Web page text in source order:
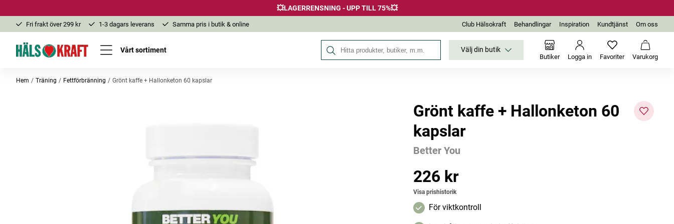
💥LAGERRENSNING - UPP TILL 75%💥
Fri frakt över 299 kr 1-3 dagars leverans Samma pris i butik & online Club Hälsokraft Behandlingar Inspiration Kundtjänst Om oss
Vårt sortiment Sök på Hälsokraft Välj din butik
Butiker Logga in FavoriterInga favoriter
Varukorg
Hem Träning Fettförbränning Grönt kaffe + Hallonketon 60 kapslar
Andra köpte ocksåGrönt kaffe + Hallonketon 60
kapslar
Better You
Pris:226 kr
226 kr
Visa prishistorik
För viktkontroll